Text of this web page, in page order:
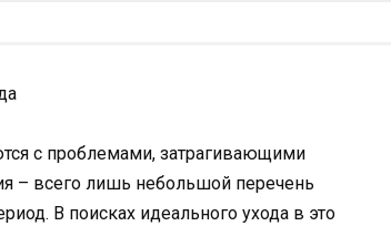
с проблемами, затрагивающими
– всего лишь небольшой перечень
В поисках идеального ухода в это